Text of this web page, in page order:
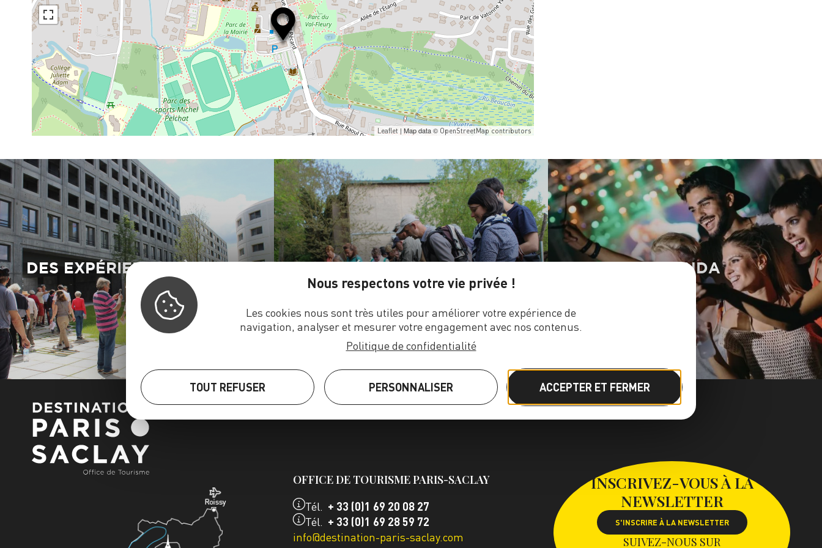
Leaflet | Map data © OpenStreetMap contributors
DES EXPÉRIENCES À VIVRE AGENDA
OFFICE DE TOURISME PARIS-SACLAY
Tél. + 33 (0)1 69 20 08 27
Tél. + 33 (0)1 69 28 59 72
info@destination-paris-saclay.com
INSCRIVEZ-VOUS À LA
NEWSLETTER
S'INSCRIRE À LA NEWSLETTER
SUIVEZ-NOUS SUR
Nous respectons votre vie privée !
Les cookies nous sont très utiles pour améliorer votre expérience de
navigation, analyser et mesurer votre engagement avec nos contenus.
Politique de confidentialité
ACCEPTER ET FERMER
PERSONNALISER
TOUT REFUSER